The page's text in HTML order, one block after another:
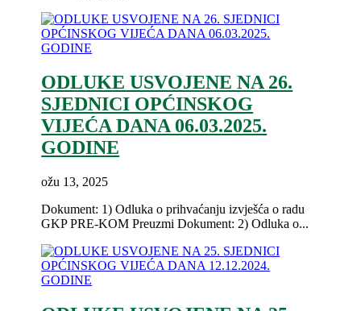
ODLUKE USVOJENE NA 26.
SJEDNICI OPĆINSKOG
VIJEĆA DANA 06.03.2025.
GODINE
ožu 13, 2025
Dokument: 1) Odluka o prihvaćanju izvješća o radu
GKP PRE-KOM Preuzmi Dokument: 2) Odluka o...